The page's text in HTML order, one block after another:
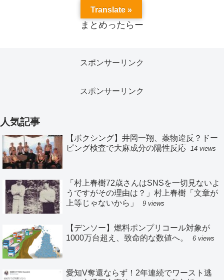
まとめったらー
スポンサーリンク
スポンサーリンク
人気記事
【ボクシング】井岡一翔、薬物違反？ドー
ピング検査で大麻成分の陽性反応
14 views
「村上春樹72歳さんはSNSを一切見ないよ
うですがその理由は？」村上春樹「文章が
上等じゃないから」
9 views
【デンソー】燃料ポンプリコール対象が
1000万台超え、致命的な数値へ。
6 views
愛知V奪還ならず！2年連続でワースト逃
Translate »